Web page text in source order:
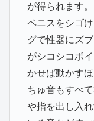
が得られます
ペニスをシゴ
グで性器にズ
がシコシコボ
かせば動かす
ちゅ音もすべ
や指を出し入